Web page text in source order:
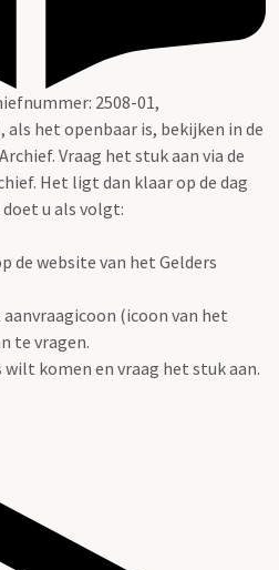
2508-01,
het openbaar is, bekijken in de
Vraag het stuk aan via de
Het ligt dan klaar op de dag
u als volgt:
de website van het Gelders
(icoon van het
te vragen.
wilt komen en vraag het stuk aan.